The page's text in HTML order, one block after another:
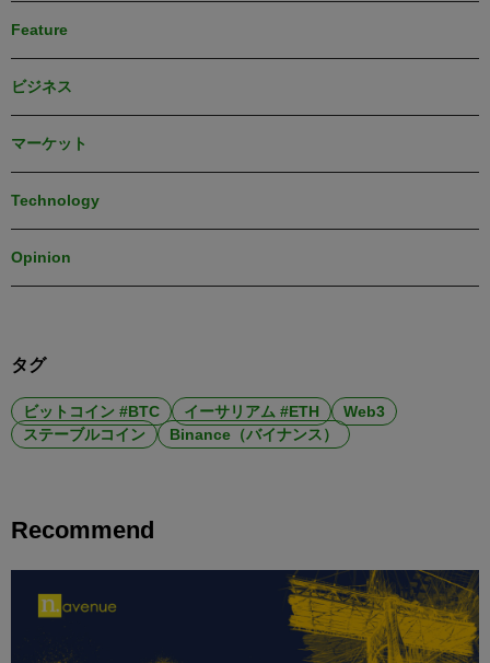
Feature
ビジネス
マーケット
Technology
Opinion
タグ
ビットコイン #BTC イーサリアム #ETH
Web3
ステーブルコイン
Binance（バイナンス）
Recommend